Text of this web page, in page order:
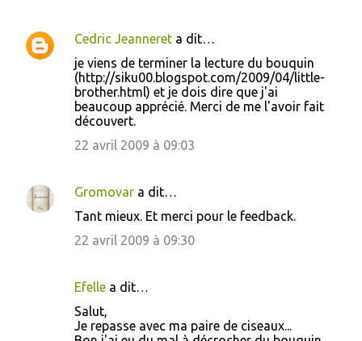
Cedric Jeanneret a dit…
je viens de terminer la lecture du bouquin
(http://siku00.blogspot.com/2009/04/little-
brother.html) et je dois dire que j'ai
beaucoup apprécié. Merci de me l'avoir fait
découvert.
22 avril 2009 à 09:03
Gromovar a dit…
Tant mieux. Et merci pour le feedback.
22 avril 2009 à 09:30
Efelle a dit…
Salut,
Je repasse avec ma paire de ciseaux...